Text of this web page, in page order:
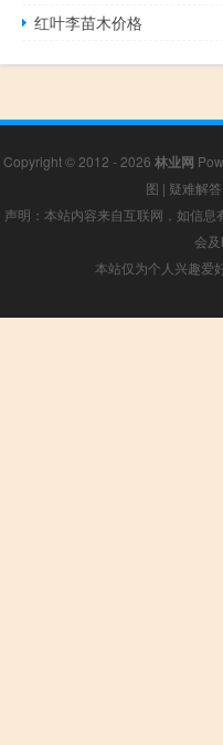
红叶李苗木价格
Copyright © 2012 - 2026 林业网
图 | 疑难解答
声明：本站内容来自互联网，如信
会
本站仅为个人兴趣爱